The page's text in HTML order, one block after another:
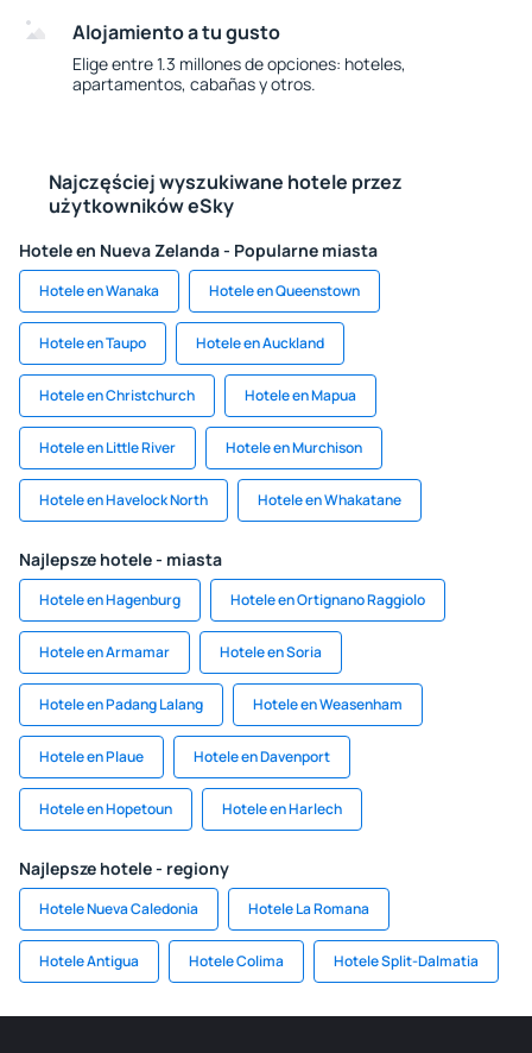
Alojamiento a tu gusto
Elige entre 1.3 millones de opciones: hoteles,
apartamentos, cabañas y otros.
Najczęściej wyszukiwane hotele przez
użytkowników eSky
Hotele en Nueva Zelanda - Popularne miasta
Hotele en Wanaka Hotele en Queenstown
Hotele en Taupo Hotele en Auckland
Hotele en Christchurch Hotele en Mapua
Hotele en Little River Hotele en Murchison
Hotele en Havelock North Hotele en Whakatane
Najlepsze hotele - miasta
Hotele en Hagenburg Hotele en Ortignano Raggiolo
Hotele en Armamar Hotele en Soria
Hotele en Padang Lalang Hotele en Weasenham
Hotele en Plaue Hotele en Davenport
Hotele en Hopetoun Hotele en Harlech
Najlepsze hotele - regiony
Hotele Nueva Caledonia Hotele La Romana
Hotele Antigua Hotele Colima Hotele Split-Dalmatia